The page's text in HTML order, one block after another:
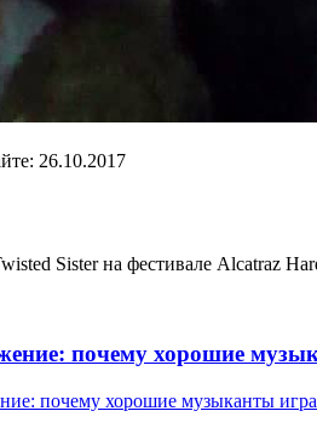
26.10.2017
Sister на фестивале Alcatraz
почему хорошие